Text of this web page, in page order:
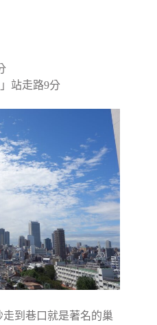
站走路9分
到巷口就是著名的巢